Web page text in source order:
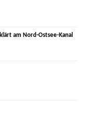
am Nord-Ostsee-Kanal